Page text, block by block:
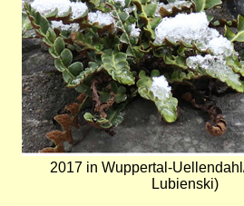
2017 in Wuppertal-
Lubienski)